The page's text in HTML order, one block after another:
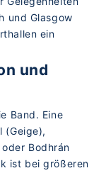
und Glasgow
ein
und
Band. Eine
(Geige),
Bodhrán
ist bei größeren